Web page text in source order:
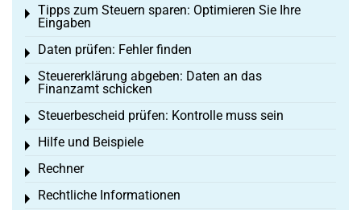
Tipps zum Steuern sparen: Optimieren Sie Ihre
Eingaben
Toggle menu
Daten prüfen: Fehler finden
Toggle menu
Steuererklärung abgeben: Daten an das
Finanzamt schicken
Toggle menu
Steuerbescheid prüfen: Kontrolle muss sein
Toggle menu
Hilfe und Beispiele
Toggle menu
Rechner
Toggle menu
Rechtliche Informationen
Toggle menu